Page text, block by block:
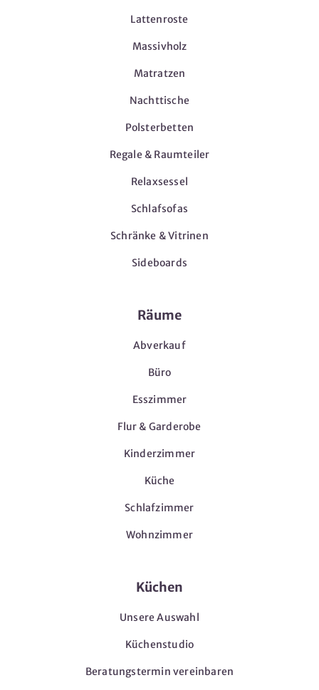
Lattenroste
Massivholz
Matratzen
Nachttische
Polsterbetten
Regale & Raumteiler
Relaxsessel
Schlafsofas
Schränke & Vitrinen
Sideboards
Räume
Abverkauf
Büro
Esszimmer
Flur & Garderobe
Kinderzimmer
Küche
Schlafzimmer
Wohnzimmer
Küchen
Unsere Auswahl
Küchenstudio
Beratungstermin vereinbaren